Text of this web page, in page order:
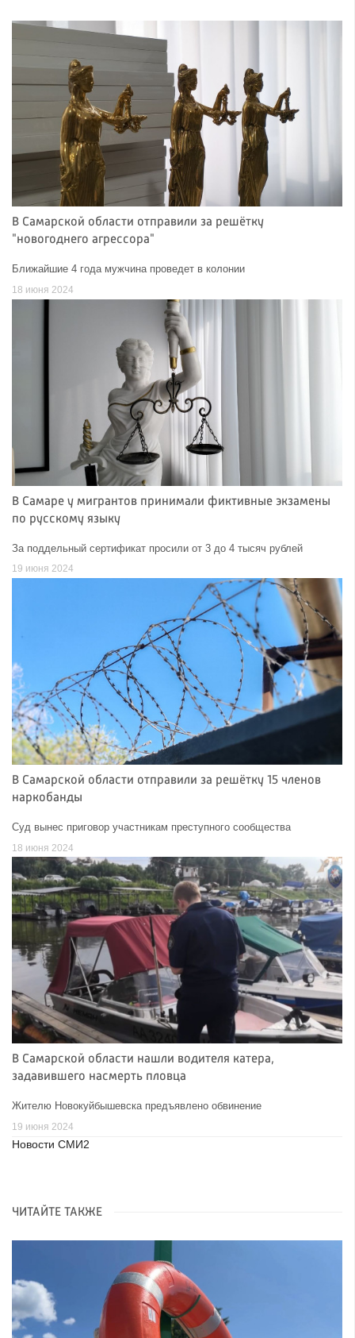
В Самарской области отправили за решётку
"новогоднего агрессора"
Ближайшие 4 года мужчина проведет в колонии
18 июня 2024
В Самаре у мигрантов принимали фиктивные экзамены
по русскому языку
За поддельный сертификат просили от 3 до 4 тысяч рублей
19 июня 2024
В Самарской области отправили за решётку 15 членов
наркобанды
Суд вынес приговор участникам преступного сообщества
18 июня 2024
В Самарской области нашли водителя катера,
задавившего насмерть пловца
Жителю Новокуйбышевска предъявлено обвинение
19 июня 2024
Новости СМИ2
ЧИТАЙТЕ ТАКЖЕ